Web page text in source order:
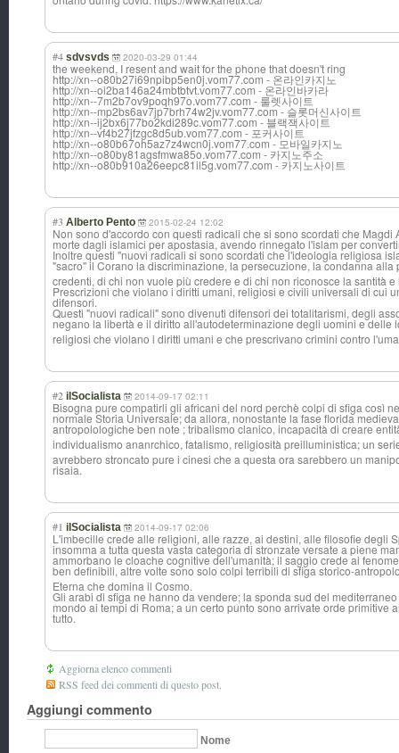
#4 sdvsvds 2020-03-29 01:44
the weekend, I resent and wait for the phone that doesn't ring
http://xn--o80b27i69npibp5en0j.vom77.com - 온라인카지노
http://xn--oi2ba146a24mbtbtvt.vom77.com - 온라인바카라
http://xn--7m2b7ov9poqh97o.vom77.com - 룰렛사이트
http://xn--mp2bs6av7jp7brh74w2jv.vom77.com - 슬롯머신사이트
http://xn--ij2bx6j77bo2kdi289c.vom77.com - 블랙잭사이트
http://xn--vf4b27jfzgc8d5ub.vom77.com - 포커사이트
http://xn--o80b67oh5az7z4wcn0j.vom77.com - 모바일카지노
http://xn--o80by81agsfmwa85o.vom77.com - 카지노주소
http://xn--o80b910a26eepc81il5g.vom77.com - 카지노사이트
#3 Alberto Pento 2015-02-24 12:02
Non sono d'accordo con questi radicali che si sono scordati che Magdi
morte dagli islamici per apostasia, avendo rinnegato l'islam per
Inoltre questi "nuovi radicali si sono scordati che l'ideologia religiosa
"sacro" il Corano la discriminazione, la persecuzione, la condanna
credenti, di chi non vuole più credere e di chi non riconosce la santità
Prescrizioni che violano i diritti umani, religiosi e civili universali di cui
difensori.
Questi "nuovi radicali" sono divenuti difensori dei totalitarismi, degli
negano la libertà e il diritto all'autodeterminazione degli uomini e delle
religiosi che violano i diritti umani e che prescrivano crimini contro
#2 ilSocialista 2014-09-17 02:11
Bisogna pure compatirli gli africani del nord perchè colpi di sfiga così
normale Storia Universale; da allora, nonostante la fase florida
antropolologiche ben note ; tribalismo clanico, incapacità di creare
individualismo ananrchico, fatalismo, religiosità preilluministica; un
avrebbero stroncato pure i cinesi che a questa ora sarebbero un
risaia.
#1 ilSocialista 2014-09-17 02:06
L'imbecille crede alle religioni, alle razze, ai destini, alle filosofie degli
insomma a tutta questa vasta categoria di stronzate versate a piene
ammorbano le cloache cognitive dell'umanità; il saggio crede ai
ben definibili, altre volte sono solo colpi terribili di sfiga storico-antropo
Eterna che domina il Cosmo.
Gli arabi di sfiga ne hanno da vendere; la sponda sud del
mondo ai tempi di Roma; a un certo punto sono arrivate orde primitive
tutto.
Aggiorna elenco commenti
RSS feed dei commenti di questo post.
Aggiungi commento
Nome